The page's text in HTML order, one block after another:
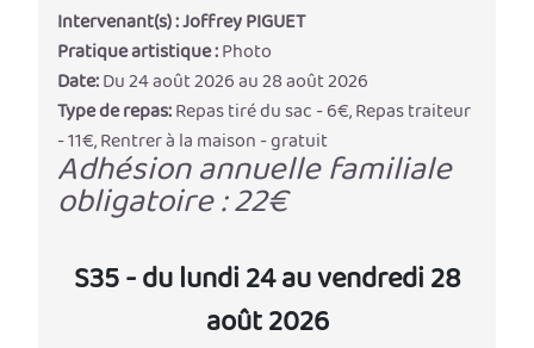
Intervenant(s) :Joffrey PIGUET
Pratique artistique :Photo
Date:Du 24 août 2026 au 28 août 2026
Type de repas:Repas tiré du sac - 6€, Repas traiteur
- 11€, Rentrer à la maison - gratuit
Adhésion annuelle familiale
obligatoire : 22€
S35 - du lundi 24 au vendredi 28
août 2026